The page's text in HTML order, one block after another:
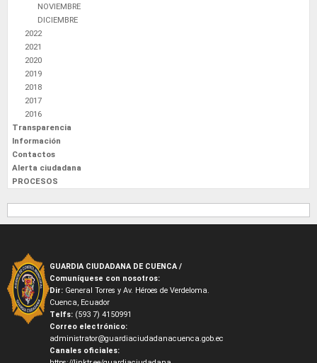
NOVIEMBRE
DICIEMBRE
2022
2021
2020
2019
2018
2017
2016
Transparencia
Información
Contactos
Alerta ciudadana
PROCESOS
GUARDIA CIUDADANA DE CUENCA /
Comuníquese con nosotros:
Dir: General Torres y Av. Héroes de Verdeloma.
Cuenca, Ecuador
Telfs: (593 7) 4150991
Correo electrónico:
administrator@guardiaciudadanacuenca.gob.ec
Canales oficiales: